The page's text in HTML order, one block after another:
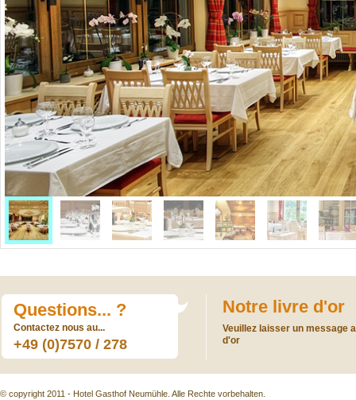
Questions... ?
Contactez nous au...
+49 (0)7570 / 278
Notre livre d'or
Veuillez laisser un message
d'or
© copyright 2011 - Hotel Gasthof Neumühle. Alle Rechte vorbehalten.